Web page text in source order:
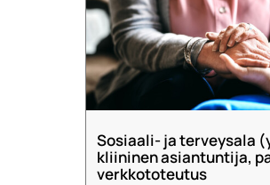
Sosiaali- ja terveysala
kliininen asiantuntija,
verkkototeutus